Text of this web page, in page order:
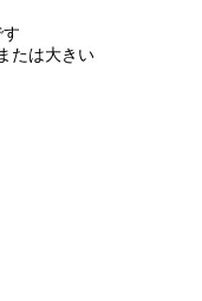
たは大きい